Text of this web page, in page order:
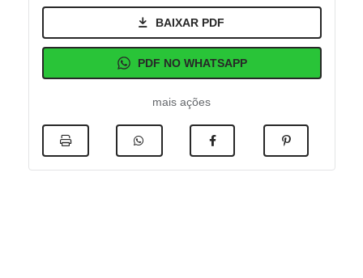
BAIXAR PDF
PDF NO WHATSAPP
mais ações